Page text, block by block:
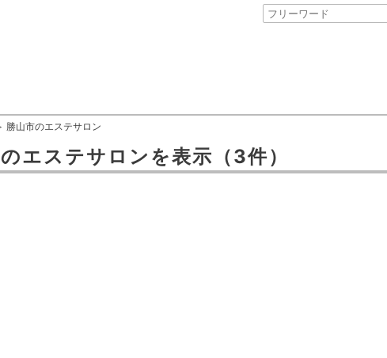
勝山市のエステサロン
のエステサロン を表示 （3件）